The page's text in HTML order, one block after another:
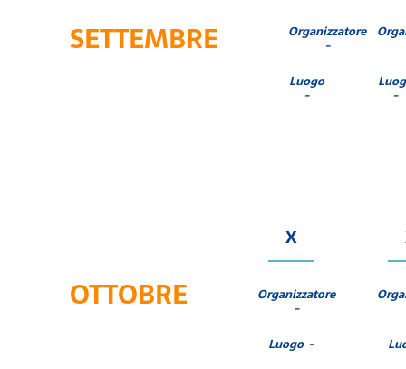
SETTEMBRE Organizzatore
-
Luogo
- -
OTTOBRE
X
Organizzatore
-
Luogo -